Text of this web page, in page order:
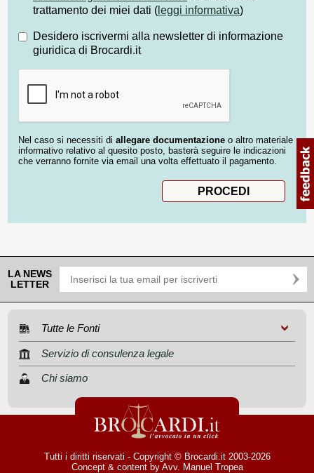
trattamento dei miei dati ( leggi informativa)
Desidero iscrivermi alla newsletter di informazione
giuridica di Brocardi.it
Nel caso si necessiti di allegare documentazione o altro materiale
informativo relativo al quesito posto, basterà seguire le indicazioni
che verranno fornite via email una volta effettuato il pagamento.
LA NEWS
LETTER
Tutte le Fonti
Servizio di consulenza legale
Chi siamo
Tutti i diritti riservati - Copyright © Brocardi.it 2003-2026
Concept & content by Avv. Manuel Tropea